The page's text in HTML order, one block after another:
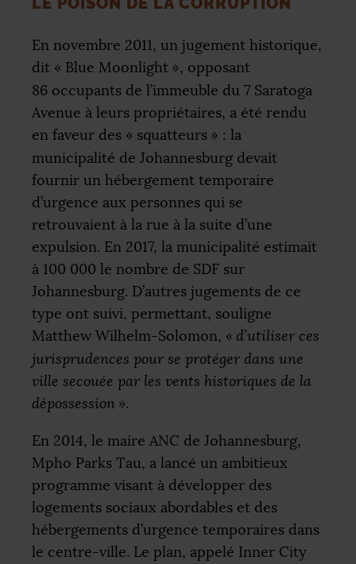
En novembre 2011, un jugement historique,
dit « Blue Moonlight », opposant
86 occupants de l’immeuble du 7 Saratoga
Avenue à leurs propriétaires, a été rendu
en faveur des « squatteurs » : la
municipalité de Johannesburg devait
fournir un hébergement temporaire
d’urgence aux personnes qui se
retrouvaient à la rue à la suite d’une
expulsion. En 2017, la municipalité estimait
à 100 000 le nombre de SDF sur
Johannesburg. D’autres jugements de ce
type ont suivi, permettant, souligne
Matthew Wilhelm-Solomon, « d’utiliser ces
jurisprudences pour se protéger dans une
ville secouée par les vents historiques de la
dépossession ».
En 2014, le maire ANC de Johannesburg,
Mpho Parks Tau, a lancé un ambitieux
programme visant à développer des
logements sociaux abordables et des
hébergements d’urgence temporaires dans
le centre-ville. Le plan, appelé Inner City